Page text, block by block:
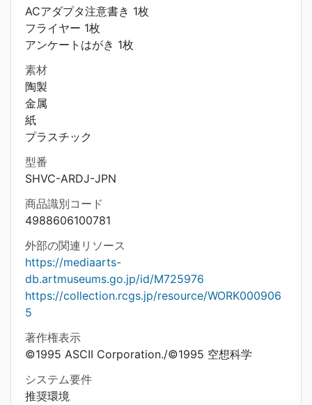
ACアダプタ注意書き 1枚
フライヤー 1枚
アンケートはがき 1枚
素材
陶製
金属
紙
プラスチック
型番
SHVC-ARDJ-JPN
商品識別コード
4988606100781
外部の関連リソース
https://mediaarts-
db.artmuseums.go.jp/id/M725976
https://collection.rcgs.jp/resource/WORK000906
5
著作権表示
©1995 ASCII Corporation./©1995 空想科学
システム要件
推奨環境